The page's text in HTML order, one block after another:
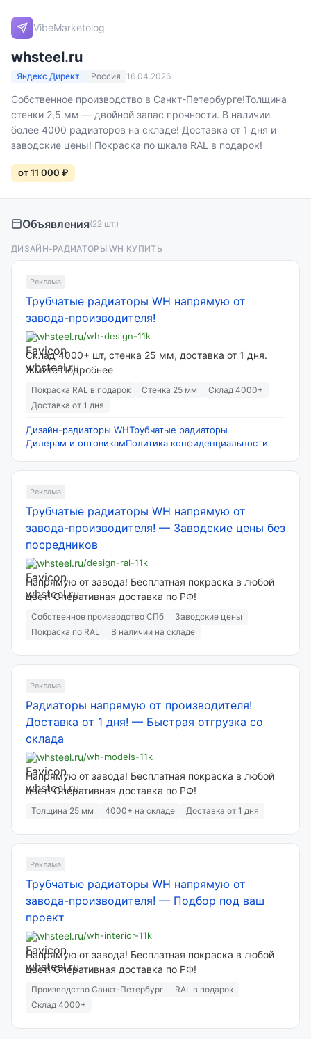
VibeMarketolog
whsteel.ru
Яндекс Директ Россия 16.04.2026
Собственное производство в Санкт-Петербурге!Толщина
стенки 2,5 мм — двойной запас прочности. В наличии
более 4000 радиаторов на складе! Доставка от 1 дня и
заводские цены! Покраска по шкале RAL в подарок!
от 11 000 ₽
Объявления(22 шт.)
ДИЗАЙН-РАДИАТОРЫ WH КУПИТЬ
Реклама
Трубчатые радиаторы WH напрямую от
завода-производителя!
whsteel.ru/wh-design-11k
Склад 4000+ шт, стенка 25 мм, доставка от 1 дня.
Жмите Подробнее
Покраска RAL в подарок Стенка 25 мм
Склад 4000+
Доставка от 1 дня
Дизайн-радиаторы WHТрубчатые радиаторы
Дилерам и оптовикамПолитика конфиденциальности
Реклама
Трубчатые радиаторы WH напрямую от
завода-производителя! — Заводские цены без
посредников
whsteel.ru/design-ral-11k
Напрямую от завода! Бесплатная покраска в любой
цвет! Оперативная доставка по РФ!
Собственное производство СПб
Заводские цены
Покраска по RAL
В наличии на складе
Реклама
Радиаторы напрямую от производителя!
Доставка от 1 дня! — Быстрая отгрузка со
склада
whsteel.ru/wh-models-11k
Напрямую от завода! Бесплатная покраска в любой
цвет! Оперативная доставка по РФ!
Толщина 25 мм 4000+ на складе Доставка от 1 дня
Реклама
Трубчатые радиаторы WH напрямую от
завода-производителя! — Подбор под ваш
проект
whsteel.ru/wh-interior-11k
Напрямую от завода! Бесплатная покраска в любой
цвет! Оперативная доставка по РФ!
Производство Санкт-Петербург
RAL в подарок
Склад 4000+